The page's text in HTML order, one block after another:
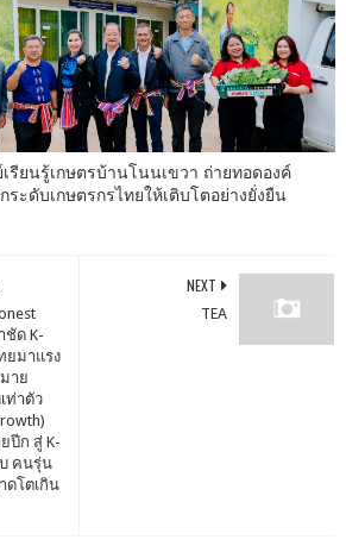
รียนรู้เกษตรบ้านโนนเขวา ถ่ายทอดองค์
ระดับเกษตรกรไทยให้เติบโตอย่างยั่งยืน
NEXT
TEA
ชัด K-
ยมาแรง
าย
ท่าตัว
ปีก สู่ K-
คนรุ่น
ดโตเกิน